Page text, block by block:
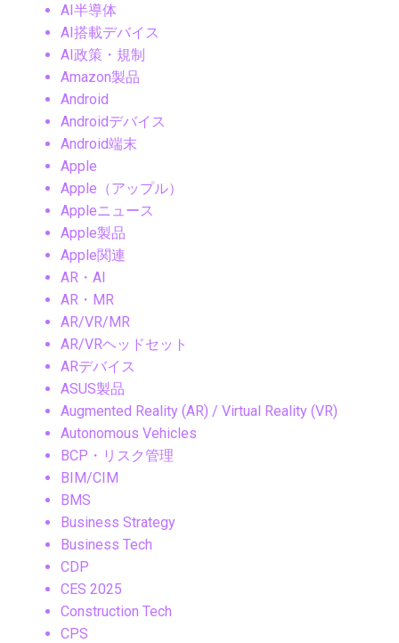
AI半導体
AI搭載デバイス
AI政策・規制
Amazon製品
Android
Androidデバイス
Android端末
Apple
Apple（アップル）
Appleニュース
Apple製品
Apple関連
AR・AI
AR・MR
AR/VR/MR
AR/VRヘッドセット
ARデバイス
ASUS製品
Augmented Reality (AR) / Virtual Reality (VR)
Autonomous Vehicles
BCP・リスク管理
BIM/CIM
BMS
Business Strategy
Business Tech
CDP
CES 2025
Construction Tech
CPS